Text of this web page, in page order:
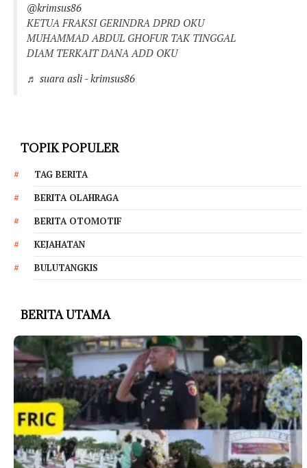
@krimsus86
KETUA FRAKSI GERINDRA DPRD OKU
MUHAMMAD ABDUL GHOFUR TAK TINGGAL
DIAM TERKAIT DANA ADD OKU
♬ suara asli - krimsus86
TOPIK POPULER
TAG BERITA
BERITA OLAHRAGA
BERITA OTOMOTIF
KEJAHATAN
BULUTANGKIS
BERITA UTAMA